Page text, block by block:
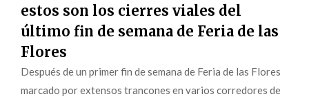
estos son los cierres viales del
último fin de semana de Feria de las
Flores
Después de un primer fin de semana de Feria de las Flores
marcado por extensos trancones en varios corredores de